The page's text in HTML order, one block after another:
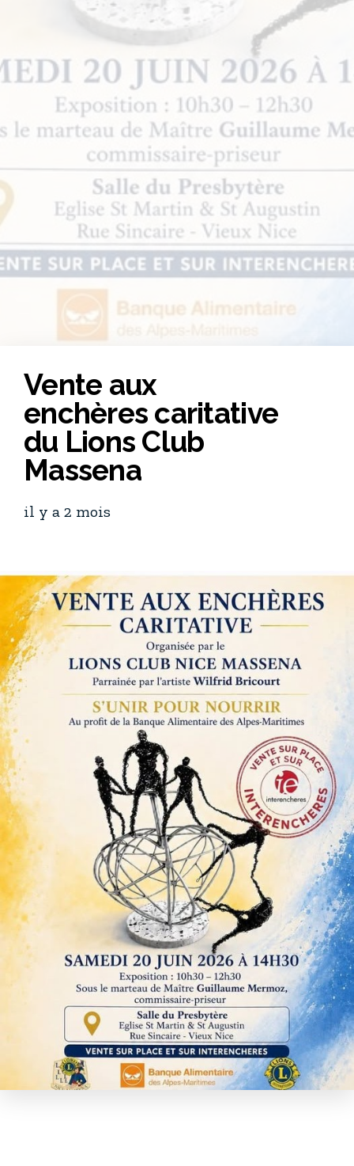
Vente aux
enchères caritative
du Lions Club
Massena
il y a 2 mois